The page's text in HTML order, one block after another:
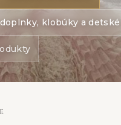
klobúky a